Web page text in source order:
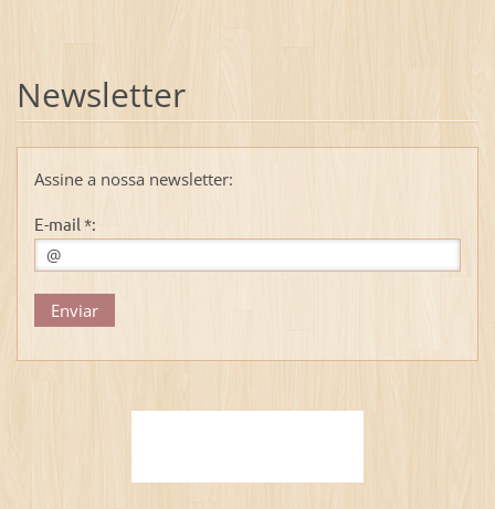
Newsletter
Assine a nossa newsletter:
E-mail *: